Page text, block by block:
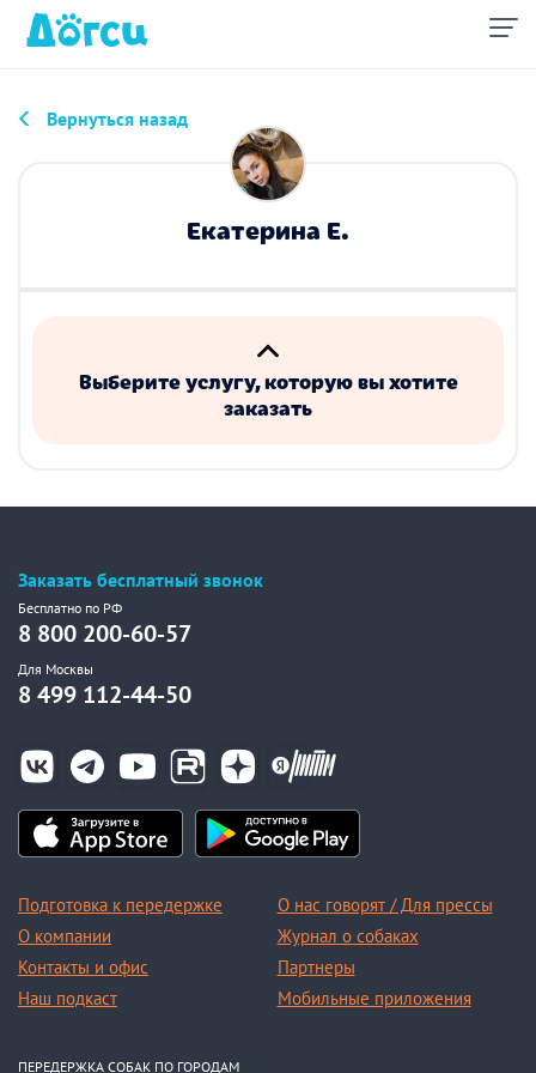
Вернуться назад
Екатерина Е.
Выберите услугу, которую вы хотите
заказать
Заказать бесплатный звонок
Бесплатно по РФ
8 800 200-60-57
Для Москвы
8 499 112-44-50
Подготовка к передержке
О компании
Контакты и офис
Наш подкаст
О нас говорят / Для прессы
Журнал о собаках
Партнеры
Мобильные приложения
ПЕРЕДЕРЖКА СОБАК ПО ГОРОДАМ